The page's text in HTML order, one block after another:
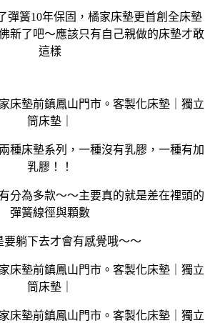
彈簧10年保固，橘家床墊更首創全床墊
新了吧～應該只有自己親做的床墊才敢
這樣
種床墊系列，一種沒有乳膠，一種有加
乳膠！！
分為多款～～主要真的就是差在裡頭的
彈簧線徑與顆數
要躺下去才會有感覺哦～～